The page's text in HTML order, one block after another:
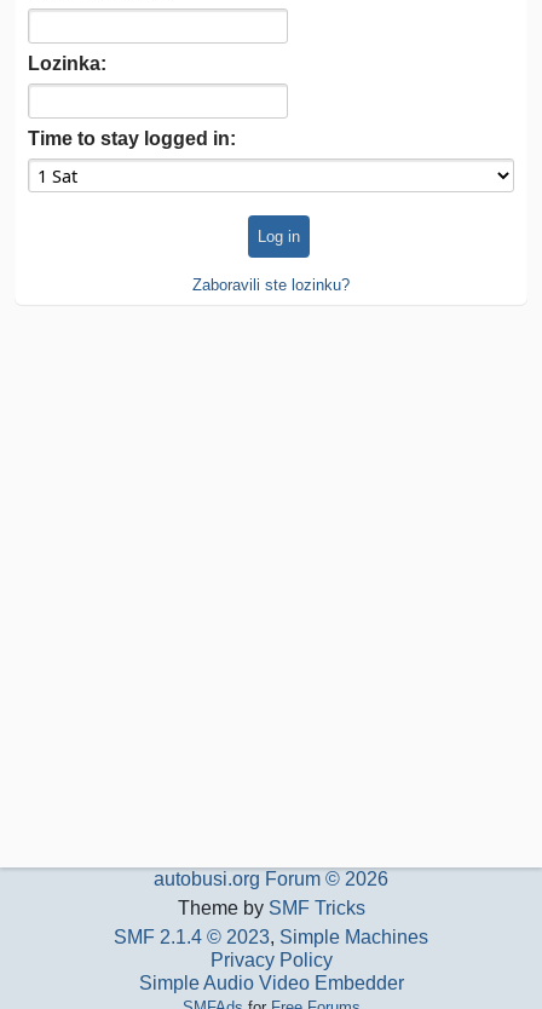
Lozinka:
Time to stay logged in:
Zaboravili ste lozinku?
autobusi.org Forum © 2026
Theme by SMF Tricks
SMF 2.1.4 © 2023, Simple Machines
Privacy Policy
Simple Audio Video Embedder